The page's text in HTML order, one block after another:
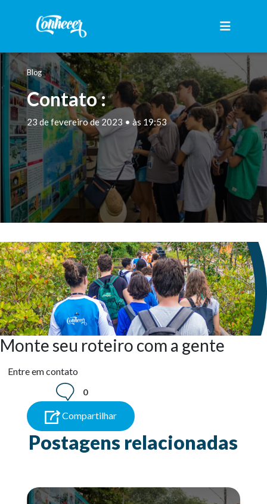
Blog
Contato :
23 de fevereiro de 2023 • às 19:53
Monte seu roteiro com a gente
Entre em contato
0
Compartilhar
Postagens relacionadas